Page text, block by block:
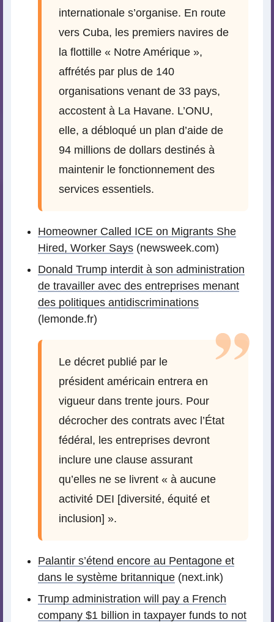
internationale s’organise. En route
vers Cuba, les premiers navires de
la flottille « Notre Amérique »,
affrétés par plus de 140
organisations venant de 33 pays,
accostent à La Havane. L’ONU,
elle, a débloqué un plan d’aide de
94 millions de dollars destinés à
maintenir le fonctionnement des
services essentiels.
Homeowner Called ICE on Migrants She
Hired, Worker Says (newsweek.com)
Donald Trump interdit à son administration
de travailler avec des entreprises menant
des politiques antidiscriminations
(lemonde.fr)
Le décret publié par le
président américain entrera en
vigueur dans trente jours. Pour
décrocher des contrats avec l’État
fédéral, les entreprises devront
inclure une clause assurant
qu’elles ne se livrent « à aucune
activité DEI [diversité, équité et
inclusion] ».
Palantir s’étend encore au Pentagone et
dans le système britannique (next.ink)
Trump administration will pay a French
company $1 billion in taxpayer funds to not